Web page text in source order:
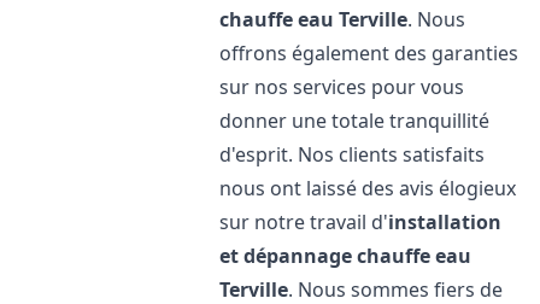
chauffe eau Terville. Nous
offrons également des garanties
sur nos services pour vous
donner une totale tranquillité
d'esprit. Nos clients satisfaits
nous ont laissé des avis élogieux
sur notre travail d'installation
et dépannage chauffe eau
Terville. Nous sommes fiers de